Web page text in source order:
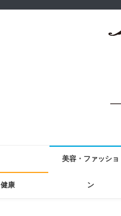
健康
美容・ファッショ
ン